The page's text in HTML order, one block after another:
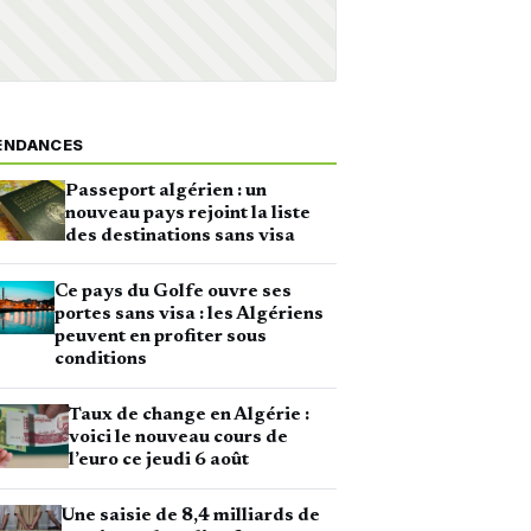
Passeport algérien : un
nouveau pays rejoint la liste
des destinations sans visa
Ce pays du Golfe ouvre ses
portes sans visa : les Algériens
peuvent en profiter sous
conditions
Taux de change en Algérie :
voici le nouveau cours de
l’euro ce jeudi 6 août
Une saisie de 8,4 milliards de